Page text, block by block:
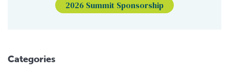
2026 Summit Sponsorship
Categories